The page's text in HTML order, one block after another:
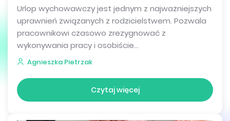
Urlop wychowawczy jest jednym z najważniejszych
uprawnień związanych z rodzicielstwem. Pozwala
pracownikowi czasowo zrezygnować z
wykonywania pracy i osobiście...
Agnieszka Pietrzak
Czytaj więcej